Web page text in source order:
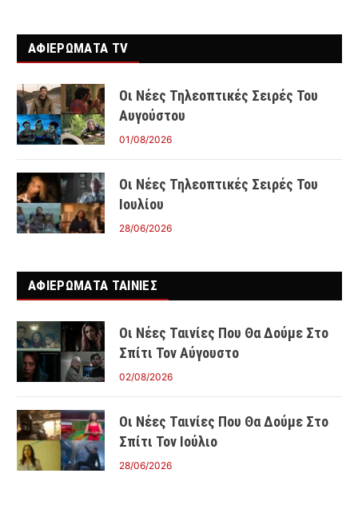
ΑΦΙΕΡΩΜΑΤΑ TV
Οι Νέες Τηλεοπτικές Σειρές Του
Αυγούστου
01/08/2026
Οι Νέες Τηλεοπτικές Σειρές Του
Ιουλίου
28/06/2026
ΑΦΙΕΡΩΜΑΤΑ ΤΑΙΝΊΕΣ
Οι Νέες Ταινίες Που Θα Δούμε Στο
Σπίτι Τον Αύγουστο
02/08/2026
Οι Νέες Ταινίες Που Θα Δούμε Στο
Σπίτι Τον Ιούλιο
28/06/2026